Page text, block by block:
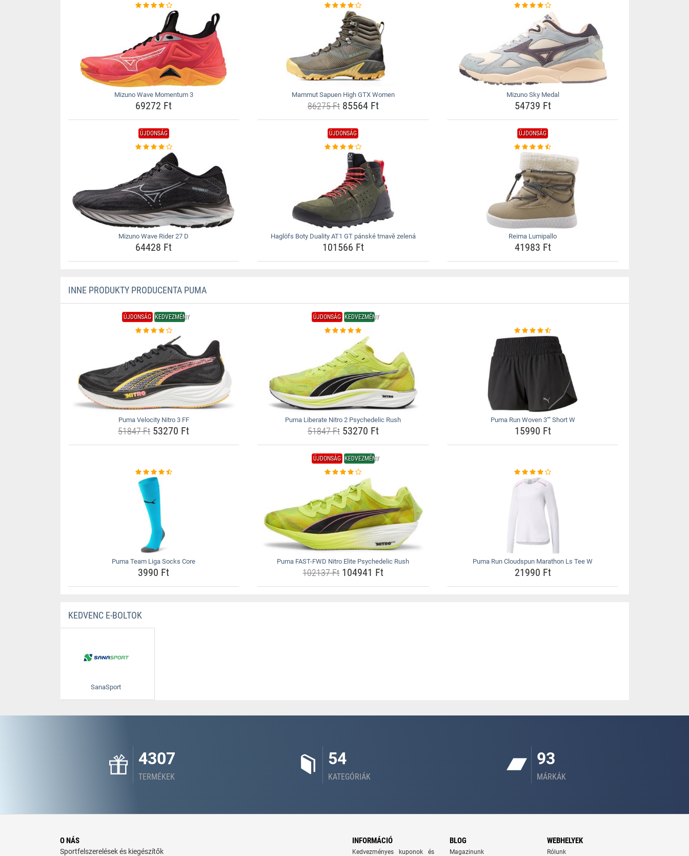
Mizuno Wave Momentum 3
69272 Ft
Mammut Sapuen High GTX Women
86275 Ft85564 Ft
Mizuno Sky Medal
54739 Ft
ÚJDONSÁG
Mizuno Wave Rider 27 D
64428 Ft
ÚJDONSÁG
Haglöfs Boty Duality AT1 GT pánské tmavě zelená
101566 Ft
ÚJDONSÁG
Reima Lumipallo
41983 Ft
INNE PRODUKTY PRODUCENTA PUMA
ÚJDONSÁG KEDVEZMÉNY
Puma Velocity Nitro 3 FF
51847 Ft53270 Ft
ÚJDONSÁG KEDVEZMÉNY
Puma Liberate Nitro 2 Psychedelic Rush
51847 Ft53270 Ft
Puma Run Woven 3"" Short W
15990 Ft
Puma Team Liga Socks Core
3990 Ft
ÚJDONSÁG KEDVEZMÉNY
Puma FAST-FWD Nitro Elite Psychedelic Rush
102137 Ft104941 Ft
Puma Run Cloudspun Marathon Ls Tee W
21990 Ft
KEDVENC E-BOLTOK
SanaSport
4307
TERMÉKEK
54
KATEGÓRIÁK
93
MÁRKÁK
O NÁS
Sportfelszerelések és kiegészítők
INFORMÁCIÓ
Kedvezményes kuponok és
BLOG
Magazinunk
WEBHELYEK
Rólunk